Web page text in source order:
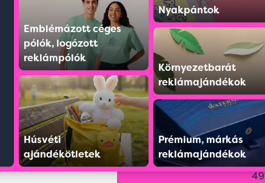
Emblémázott céges
pólók, logózott
reklámpólók
Húsvéti
ajándékötletek
Nyakpántok
Környezetbarát
reklámajándékok
Prémium, márkás
reklámajándékok
Matt, bőrhatású, hőre
bevonóval, függőleges
készült, fehér tömbös heti
és sarokperforációval.
Színválaszték:
Szín: Bordó